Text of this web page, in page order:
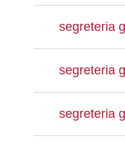
segreteria
segreteria
segreteria